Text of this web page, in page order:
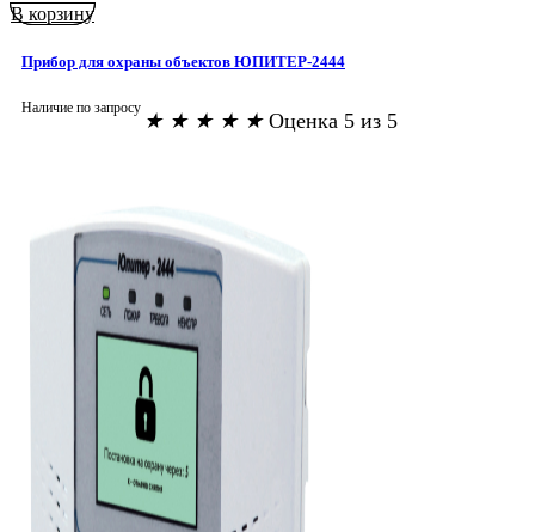
В корзину
Прибор для охраны объектов ЮПИТЕР-2444
Наличие по запросу
★ ★ ★ ★ ★ Оценка 5 из 5